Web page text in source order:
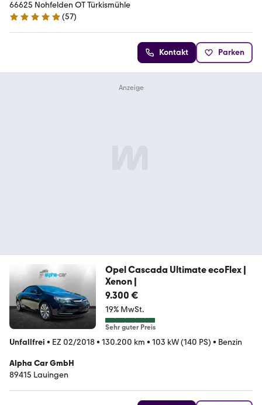
66625 Nohfelden OT Türkismühle
5 Sterne
(57)
Kontakt Parken
Opel Cascada Ultimate ecoFlex |
Xenon |
9.300 €
19% MwSt.
Sehr guter Preis
Unfallfrei • EZ 02/2018• 130.200 km • 103 kW (140 PS) • Benzin
Alpha Car GmbH
89415 Lauingen